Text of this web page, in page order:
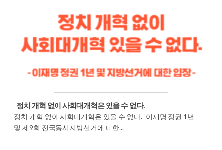
정치 개혁 없이 사회대개혁은 있을 수 없다.
정치 개혁 없이 사회대개혁은 있을 수 없다.- 이재명 정권 1년
및 제9회 전국동시지방선거에 대한...